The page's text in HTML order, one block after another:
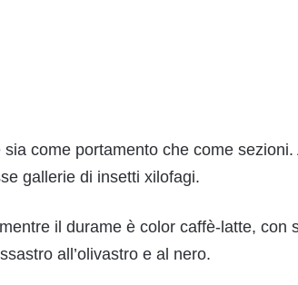
come portamento che come sezioni.
gallerie di insetti xilofagi.
il durame è color caffè-latte, con
all’olivastro e al nero.